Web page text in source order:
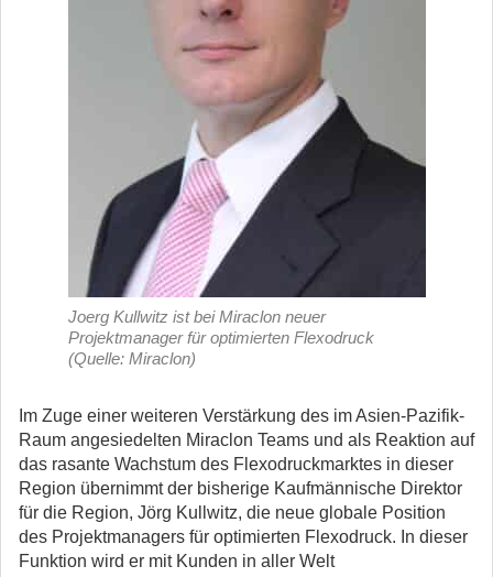
Joerg Kullwitz ist bei Miraclon neuer
Projektmanager für optimierten Flexodruck
(Quelle: Miraclon)
Im Zuge einer weiteren Verstärkung des im Asien-Pazifik-
Raum angesiedelten Miraclon Teams und als Reaktion auf
das rasante Wachstum des Flexodruckmarktes in dieser
Region übernimmt der bisherige Kaufmännische Direktor
für die Region, Jörg Kullwitz, die neue globale Position
des Projektmanagers für optimierten Flexodruck. In dieser
Funktion wird er mit Kunden in aller Welt